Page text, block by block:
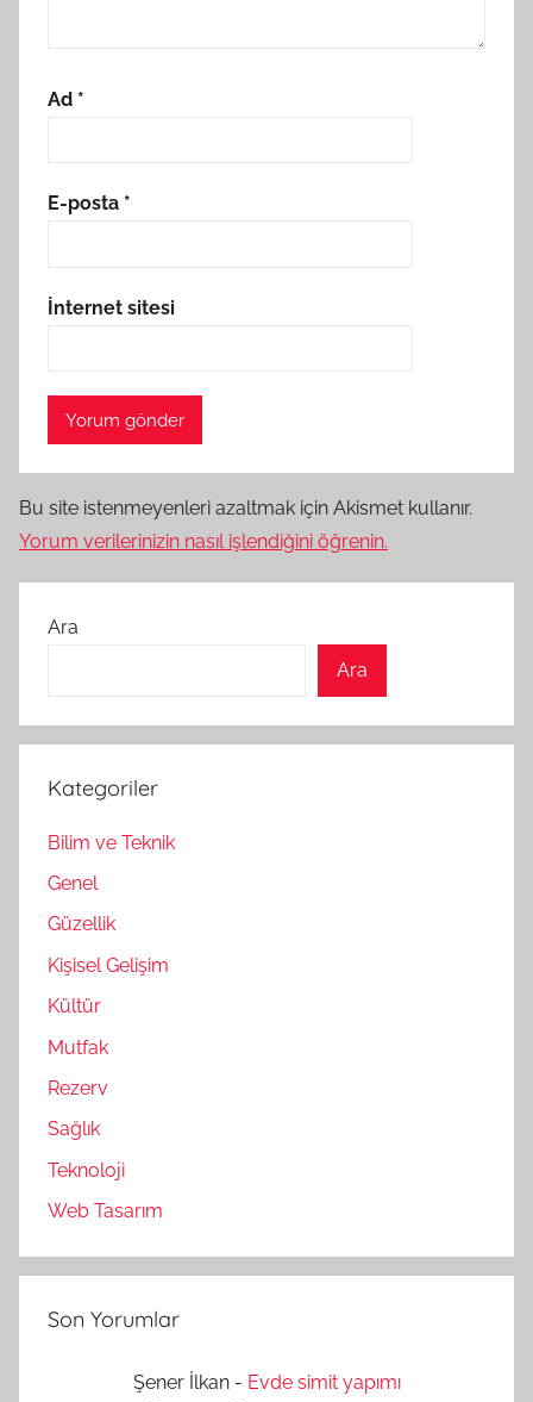
Ad *
E-posta *
İnternet sitesi
Bu site istenmeyenleri azaltmak için Akismet kullanır.
Yorum verilerinizin nasıl işlendiğini öğrenin.
Ara
Ara
Kategoriler
Bilim ve Teknik
Genel
Güzellik
Kişisel Gelişim
Kültür
Mutfak
Rezerv
Sağlık
Teknoloji
Web Tasarım
Son Yorumlar
Şener İlkan - Evde simit yapımı